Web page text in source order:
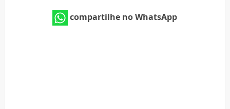
compartilhe no WhatsApp